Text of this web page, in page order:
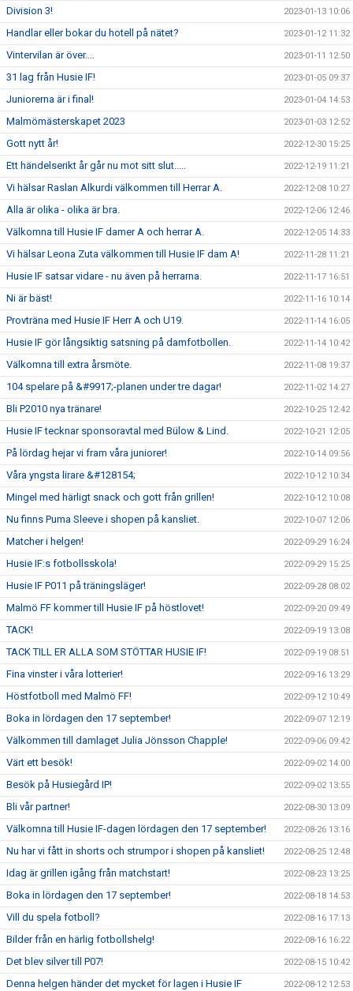
Division 3! 2023-01-13 10:06
Handlar eller bokar du hotell på nätet? 2023-01-12 11:32
Vintervilan är över.... 2023-01-11 12:50
31 lag från Husie IF! 2023-01-05 09:37
Juniorerna är i final! 2023-01-04 14:53
Malmömästerskapet 2023 2023-01-03 12:52
Gott nytt år! 2022-12-30 15:25
Ett händelserikt år går nu mot sitt slut..... 2022-12-19 11:21
Vi hälsar Raslan Alkurdi välkommen till Herrar A. 2022-12-08 10:27
Alla är olika - olika är bra. 2022-12-06 12:46
Välkomna till Husie IF damer A och herrar A. 2022-12-05 14:33
Vi hälsar Leona Zuta välkommen till Husie IF dam A! 2022-11-28 11:21
Husie IF satsar vidare - nu även på herrarna. 2022-11-17 16:51
Ni är bäst! 2022-11-16 10:14
Provträna med Husie IF Herr A och U19. 2022-11-14 16:05
Husie IF gör långsiktig satsning på damfotbollen. 2022-11-14 10:42
Välkomna till extra årsmöte. 2022-11-08 19:37
104 spelare på &#9917;-planen under tre dagar! 2022-11-02 14:27
Bli P2010 nya tränare! 2022-10-25 12:42
Husie IF tecknar sponsoravtal med Bülow & Lind. 2022-10-21 12:05
På lördag hejar vi fram våra juniorer! 2022-10-14 09:56
Våra yngsta lirare &#128154; 2022-10-12 10:34
Mingel med härligt snack och gott från grillen! 2022-10-12 10:08
Nu finns Puma Sleeve i shopen på kansliet. 2022-10-07 12:06
Matcher i helgen! 2022-09-29 16:24
Husie IF:s fotbollsskola! 2022-09-29 15:25
Husie IF P011 på träningsläger! 2022-09-28 08:02
Malmö FF kommer till Husie IF på höstlovet! 2022-09-20 09:49
TACK! 2022-09-19 13:08
TACK TILL ER ALLA SOM STÖTTAR HUSIE IF! 2022-09-19 08:51
Fina vinster i våra lotterier! 2022-09-16 13:29
Höstfotboll med Malmö FF! 2022-09-12 10:49
Boka in lördagen den 17 september! 2022-09-07 12:19
Välkommen till damlaget Julia Jönsson Chapple! 2022-09-06 09:42
Värt ett besök! 2022-09-02 14:00
Besök på Husiegård IP! 2022-09-02 13:55
Bli vår partner! 2022-08-30 13:09
Välkomna till Husie IF-dagen lördagen den 17 september! 2022-08-26 13:16
Nu har vi fått in shorts och strumpor i shopen på kansliet! 2022-08-25 12:48
Idag är grillen igång från matchstart! 2022-08-23 13:25
Boka in lördagen den 17 september! 2022-08-18 14:53
Vill du spela fotboll? 2022-08-16 17:13
Bilder från en härlig fotbollshelg! 2022-08-16 16:22
Det blev silver till P07! 2022-08-15 10:42
Denna helgen händer det mycket för lagen i Husie IF 2022-08-12 12:53